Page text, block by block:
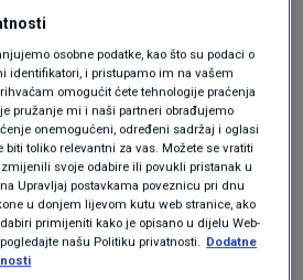
proširiti na cijelu obalu, bit
suh i pretežno sunčan.
biti kakvog prolaznog
raste vjerojatnost za
su mogući izraženiji
osobne podatke, kao što su podaci o
identifikatori, i pristupamo im na vašem
omogućit ćete tehnologije praćenja
pružanje mi i naši partneri obrađujemo
onemogućeni, određeni sadržaj i oglasi
toliko relevantni za vas. Možete se vratiti
svoje odabire ili povukli pristanak u
Upravljaj postavkama poveznicu pri dnu
u donjem lijevom kutu web stranice, ako
primijeniti kako je opisano u dijelu Web-
našu Politiku privatnosti. Dodatne